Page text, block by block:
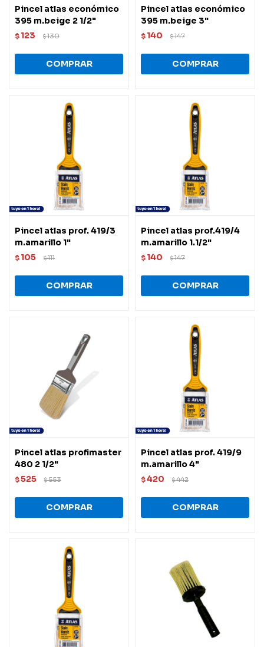
Pincel atlas económico
395 m.beige 2 1/2"
$ 123 $130
Pincel atlas económico
395 m.beige 3"
$ 140 $147
Pincel atlas prof. 419/3
m.amarillo 1"
$ 105 $111
Pincel atlas prof.419/4
m.amarillo 1.1/2"
$ 140 $147
Pincel atlas profimaster
480 2 1/2"
$525 $553
Pincel atlas prof. 419/9
m.amarillo 4"
$420 $442